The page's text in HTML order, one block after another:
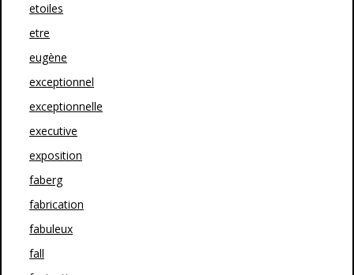
etoiles
etre
eugène
exceptionnel
exceptionnelle
executive
exposition
faberg
fabrication
fabuleux
fall